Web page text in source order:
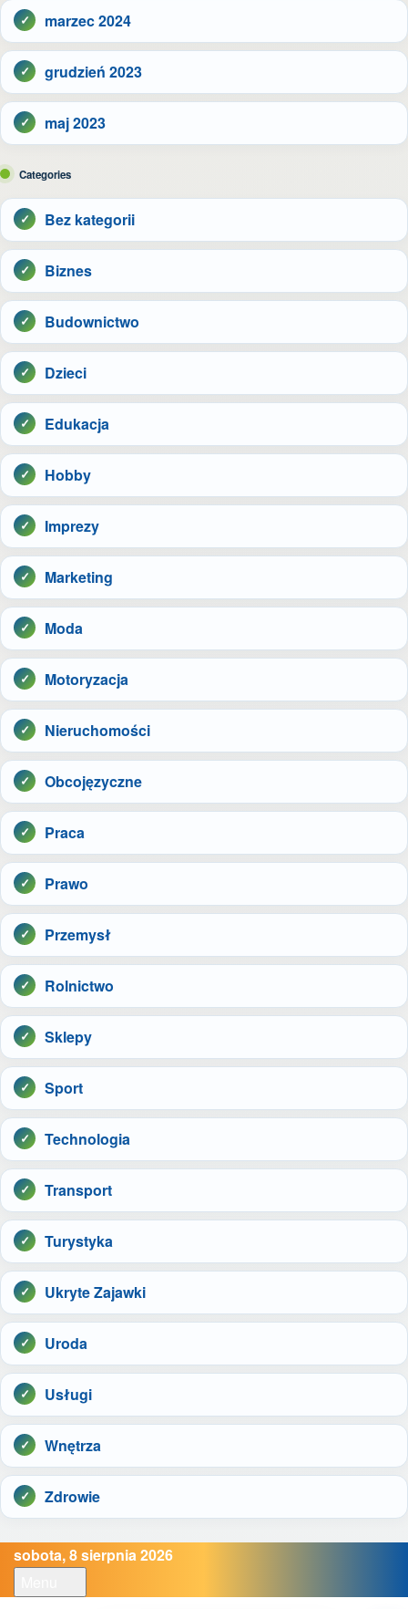
marzec 2024
grudzień 2023
maj 2023
Categories
Bez kategorii
Biznes
Budownictwo
Dzieci
Edukacja
Hobby
Imprezy
Marketing
Moda
Motoryzacja
Nieruchomości
Obcojęzyczne
Praca
Prawo
Przemysł
Rolnictwo
Sklepy
Sport
Technologia
Transport
Turystyka
Ukryte Zajawki
Uroda
Usługi
Wnętrza
Zdrowie
sobota, 8 sierpnia 2026